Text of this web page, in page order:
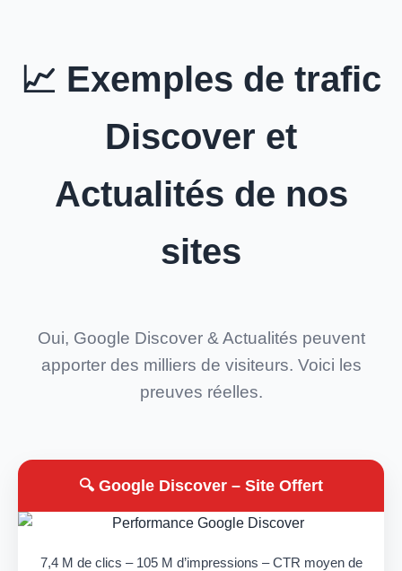
📈 Exemples de trafic
Discover et
Actualités de nos
sites
Oui, Google Discover & Actualités peuvent
apporter des milliers de visiteurs. Voici les
preuves réelles.
🔍 Google Discover – Site Offert
7,4 M de clics – 105 M d’impressions – CTR moyen de